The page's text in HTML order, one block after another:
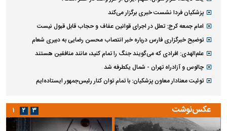
پزشکیان فردا نشست خبری برگزار می‌کند
امام جمعه کرج: تعلل در اجرای قوانین عفاف و حجاب قابل قبول نیست
توضیح خبرگزاری فارس درباره خبر انتصاب محسن رضایی به دبیری شعام
علم‌الهدی: افرادی که می‌گویند جنگ را تمام کنید، مانند منافقین هستند
چالوس و آزادراه تهران - شمال یکطرفه شد
توئیت معنادار معاون پزشکیان: با تمام توان کنار رئیس‌جمهور ایستاده‌ایم
عکس‌نوشت ۱ ۲ ۳